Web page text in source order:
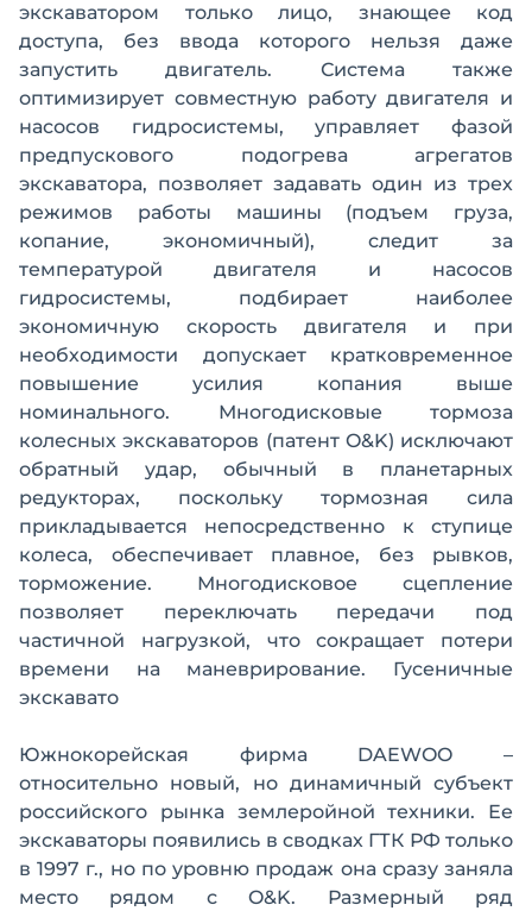
экскаватором только лицо, знающее код
доступа, без ввода которого нельзя даже
запустить двигатель. Система также
оптимизирует совместную работу двигателя и
насосов гидросистемы, управляет фазой
предпускового подогрева агрегатов
экскаватора, позволяет задавать один из трех
режимов работы машины (подъем груза,
копание, экономичный), следит за
температурой двигателя и насосов
гидросистемы, подбирает наиболее
экономичную скорость двигателя и при
необходимости допускает кратковременное
повышение усилия копания выше
номинального. Многодисковые тормоза
колесных экскаваторов (патент O&K) исключают
обратный удар, обычный в планетарных
редукторах, поскольку тормозная сила
прикладывается непосредственно к ступице
колеса, обеспечивает плавное, без рывков,
торможение. Многодисковое сцепление
позволяет переключать передачи под
частичной нагрузкой, что сокращает потери
времени на маневрирование. Гусеничные
экскавато
Южнокорейская фирма DAEWOO –
относительно новый, но динамичный субъект
российского рынка землеройной техники. Ее
экскаваторы появились в сводках ГТК РФ только
в 1997 г., но по уровню продаж она сразу заняла
место рядом с O&K. Размерный ряд